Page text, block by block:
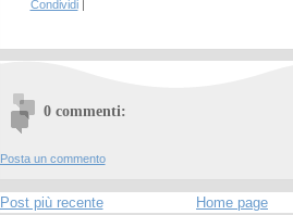
Condividi |
0 commenti:
Posta un commento
Post più recente
Home page